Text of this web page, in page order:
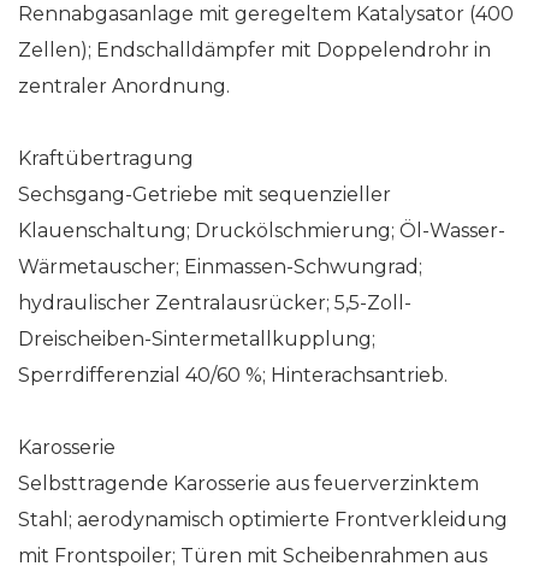
Rennabgasanlage mit geregeltem Katalysator (400
Zellen); Endschalldämpfer mit Doppelendrohr in
zentraler Anordnung.
Kraftübertragung
Sechsgang-Getriebe mit sequenzieller
Klauenschaltung; Druckölschmierung; Öl-Wasser-
Wärmetauscher; Einmassen-Schwungrad;
hydraulischer Zentralausrücker; 5,5-Zoll-
Dreischeiben-Sintermetallkupplung;
Sperrdifferenzial 40/60 %; Hinterachsantrieb.
Karosserie
Selbsttragende Karosserie aus feuerverzinktem
Stahl; aerodynamisch optimierte Frontverkleidung
mit Frontspoiler; Türen mit Scheibenrahmen aus